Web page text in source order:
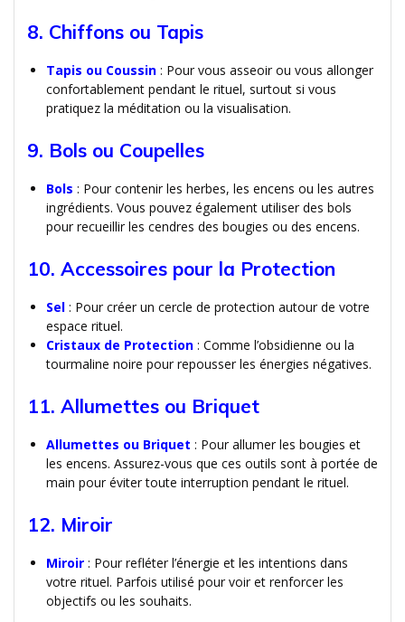
8. Chiffons ou Tapis
Tapis ou Coussin : Pour vous asseoir ou vous allonger
confortablement pendant le rituel, surtout si vous
pratiquez la méditation ou la visualisation.
9. Bols ou Coupelles
Bols : Pour contenir les herbes, les encens ou les autres
ingrédients. Vous pouvez également utiliser des bols
pour recueillir les cendres des bougies ou des encens.
10. Accessoires pour la Protection
Sel : Pour créer un cercle de protection autour de votre
espace rituel.
Cristaux de Protection : Comme l’obsidienne ou la
tourmaline noire pour repousser les énergies négatives.
11. Allumettes ou Briquet
Allumettes ou Briquet : Pour allumer les bougies et
les encens. Assurez-vous que ces outils sont à portée de
main pour éviter toute interruption pendant le rituel.
12. Miroir
Miroir : Pour refléter l’énergie et les intentions dans
votre rituel. Parfois utilisé pour voir et renforcer les
objectifs ou les souhaits.